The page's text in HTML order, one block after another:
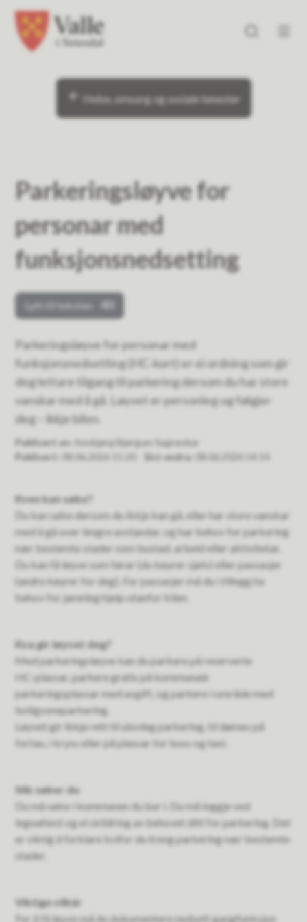
Valle kommune
Du er her:
Helse, omsorg og sosiale tenester
Parkeringsløyve for
personar med
funksjonsnedsetting
Lytt til teksten
Parkeringsløyve for personar med
funksjonsnedsetting (HC‑kort) er ei ordning som gir
deg lettare tilgang til parkering dersom du har store
vanskar med å gå. Løyvet er personleg og følgjer
deg – ikkje bilen.
Publisert av
Annbjørg Bjørgum Sagneskar
Publisert
08.06.2026 11:20 Sist endra 08.06.2026 14:14
Kven kan søke?
Du kan søke dersom du ikkje kan gå, eller har store vanskar
med å gå over lengre avstandar, og har behov for parkering
nær bestemte stader som bustad, arbeid eller aktivitetar.
Du kan få løyve som førar (du køyrer sjølv) eller passasjer
(andre køyrer for deg). For passasjer må du i tillegg ha
behov for jamnleg hjelp utanfor bilen.
Kva gir løyvet deg?
Med parkeringsløyve kan du parkere på reserverte
HC‑plassar, parkere gratis på kommunale
parkeringsplassar med avgift, og parkere i område med
boligsoneparkering.
Løyvet gir ikkje rett til ulovleg parkering, til dømes på
fortau, i kryss eller på plassar for buss og taxi.
Slik søker du
Du må søke i kommunen du bur i. Du må leggje ved
legeattest og ei skildring av behovet ditt for parkering. Det
er viktig å forklare kvifor du treng parkering nær bestemte
stader.
Viktige vilkår
For å få løyve må du dokumentere nedsett gangfunksjon